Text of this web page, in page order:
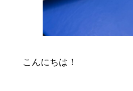
こんにちは！